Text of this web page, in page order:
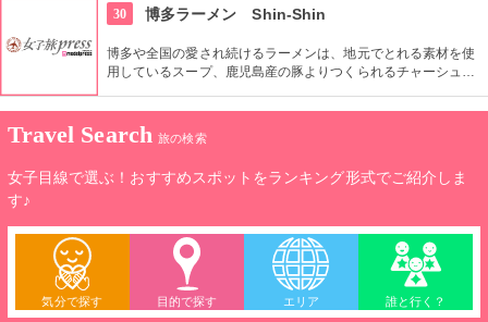
や、定番メニューで10種類ほどの釜めしは、鶏ガラ、カツオ
節、サバ節を合わせたスープをかけて。美味しい釜めしを召し
上がって頂くため、1人前ずつ炊き上げるこだわりがある。
30 博多ラーメン Shin-Shin
博多や全国の愛され続けるラーメンは、地元でとれる素材を使
用しているスープ、鹿児島産の豚よりつくられるチャーシュ
ンをぜひ食べてほしい。
Travel Search 旅の検索
女子目線で選ぶ！おすすめスポットをランキング形式でご紹介しま
す♪
気分で探す 目的で探す エリア 誰と行く？